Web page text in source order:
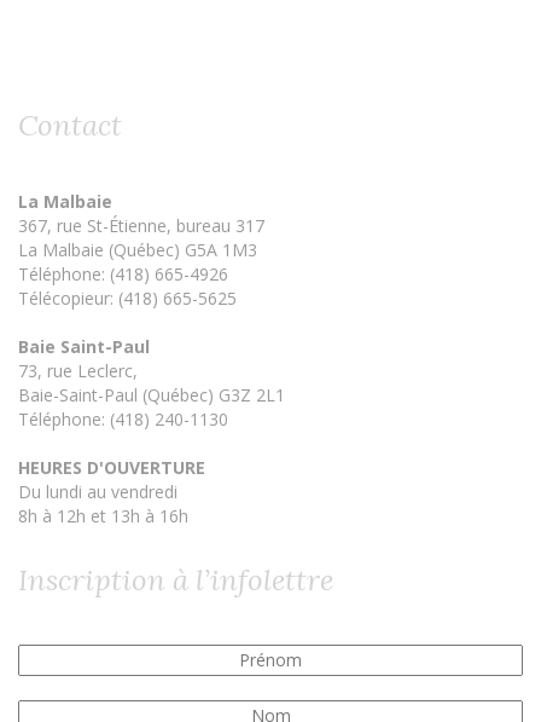
Contact
La Malbaie
367, rue St-Étienne, bureau 317
La Malbaie (Québec) G5A 1M3
Téléphone: (418) 665-4926
Télécopieur: (418) 665-5625
Baie Saint-Paul
73, rue Leclerc,
Baie-Saint-Paul (Québec) G3Z 2L1
Téléphone: (418) 240-1130
HEURES D'OUVERTURE
Du lundi au vendredi
8h à 12h et 13h à 16h
Inscription à l’infolettre